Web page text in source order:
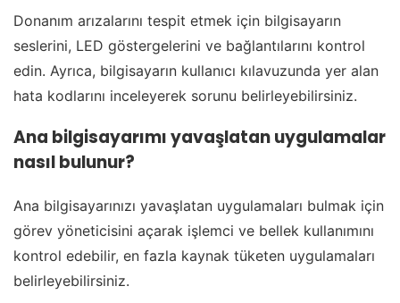
Donanım arızalarını tespit etmek için bilgisayarın
seslerini, LED göstergelerini ve bağlantılarını kontrol
edin. Ayrıca, bilgisayarın kullanıcı kılavuzunda yer alan
hata kodlarını inceleyerek sorunu belirleyebilirsiniz.
Ana bilgisayarımı yavaşlatan uygulamalar
nasıl bulunur?
Ana bilgisayarınızı yavaşlatan uygulamaları bulmak için
görev yöneticisini açarak işlemci ve bellek kullanımını
kontrol edebilir, en fazla kaynak tüketen uygulamaları
belirleyebilirsiniz.